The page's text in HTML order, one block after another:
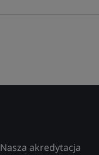
Nasza akredytacja